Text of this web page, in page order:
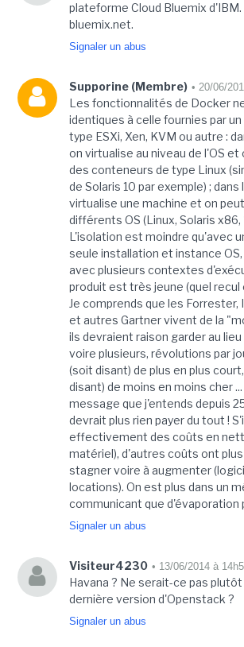
plateforme Cloud Bluemix
bluemix.net.
Signaler un abus
Supporine (Membre) • 20/06/
Les fonctionnalités de Docker
identiques à celle fournies par
type ESXi, Xen, KVM ou autre :
on virtualise au niveau de l'OS et
des conteneurs de type Linux
de Solaris 10 par exemple) ;
virtualise une machine et on
différents OS (Linux, Solaris x86,
L'isolation est moindre qu'avec
seule installation et instance
avec plusieurs contextes
produit est très jeune (quel recul
Je comprends que les Forrester,
et autres Gartner vivent de la
ils devraient raison garder au
voire plusieurs, révolutions par
(soit disant) de plus en plus
disant) de moins en moins cher
message que j'entends depuis
devrait plus rien payer du tout !
effectivement des coûts en
matériel), d'autres coûts ont
stagner voire à augmenter
locations). On est plus dans un
communicant que d'évaporation
Signaler un abus
Visiteur4230 • 13/06/2014 à
Havana ? Ne serait-ce pas
dernière version d'Openstack ?
Signaler un abus